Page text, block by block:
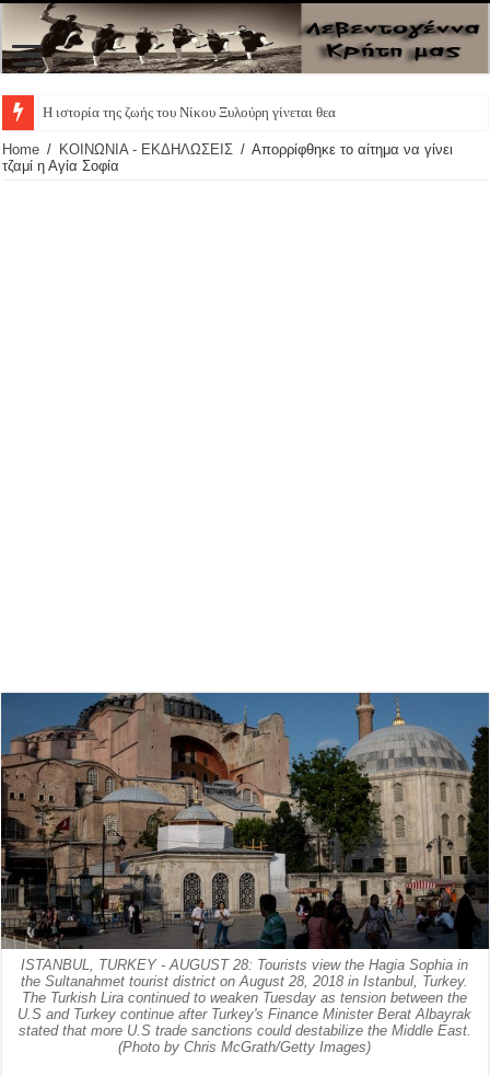
Η ιστορία της ζωής του Νίκου Ξυλούρη γίνεται θεατρική πα
Home / ΚΟΙΝΩΝΙΑ - ΕΚΔΗΛΩΣΕΙΣ / Απορρίφθηκε το αίτημα να γίνει
τζαμί η Αγία Σοφία
ISTANBUL, TURKEY - AUGUST 28: Tourists view the Hagia Sophia in
the Sultanahmet tourist district on August 28, 2018 in Istanbul, Turkey.
The Turkish Lira continued to weaken Tuesday as tension between the
U.S and Turkey continue after Turkey's Finance Minister Berat Albayrak
stated that more U.S trade sanctions could destabilize the Middle East.
(Photo by Chris McGrath/Getty Images)